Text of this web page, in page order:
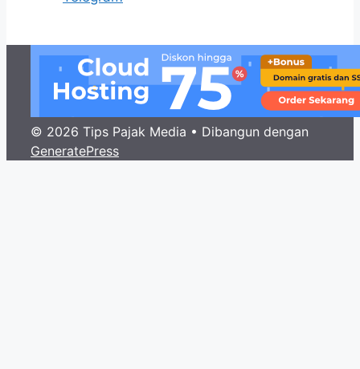
© 2026 Tips Pajak Media • Dibangun dengan
GeneratePress